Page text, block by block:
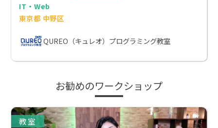
IT・Web
東京都 中野区
QUREO（キュレオ）プログラミング教室
お勧めのワークショップ
教室